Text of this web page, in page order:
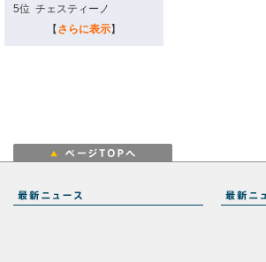
5位 チェスティーノ
【 さらに表示】